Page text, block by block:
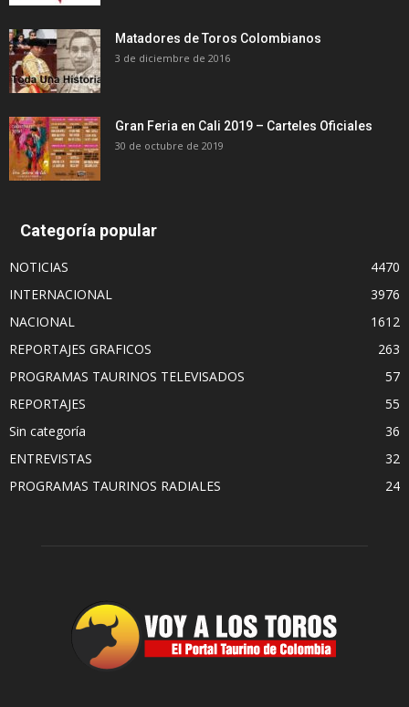
Matadores de Toros Colombianos
3 de diciembre de 2016
Gran Feria en Cali 2019 – Carteles Oficiales
30 de octubre de 2019
Categoría popular
NOTICIAS
4470
INTERNACIONAL
3976
NACIONAL
1612
REPORTAJES GRAFICOS
263
PROGRAMAS TAURINOS TELEVISADOS
57
REPORTAJES
55
Sin categoría
36
ENTREVISTAS
32
PROGRAMAS TAURINOS RADIALES
24